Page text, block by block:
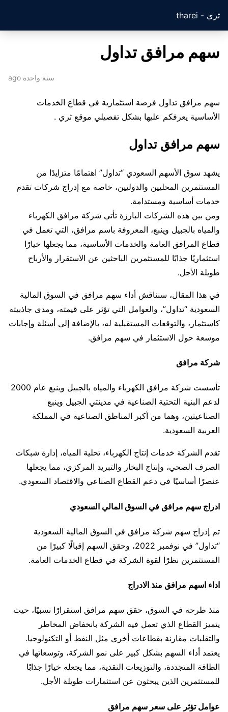
ثري - tharei
سهم مرافق تداول
سنة واحدة ago
سهم مرافق تداول فرصة استثمارية في قطاع الخدمات
الأساسية يعرفكم عليها بشكل تفصيلي موقع ثري .
سهم مرافق تداول
يشهد سوق الأسهم السعودي “تداول” اهتمامًا متزايدًا من
المستثمرين المحليين والدوليين، خاصة مع إدراج شركات تقدم
خدمات أساسية ومستدامة.
ومن بين هذه الشركات البارزة تأتي شركة مرافق الكهرباء
والمياه بالجبيل وينبع، المعروفة باسم مرافق، التي تعمل في
قطاع المرافق العامة والخدمات الأساسية، مما يجعلها خيارًا
استثماريًا جذابًا للمستثمرين الباحثين عن الاستقرار والأرباح
طويلة الأجل.
في هذا المقال، سنناقش أداء سهم مرافق في السوق المالية
السعودية “تداول”، والعوامل التي تؤثر على قيمته، ومدى جاذبيته
كاستثمار، والتوقعات المستقبلية له، بالإضافة إلى أسئلة وإجابات
موسعة حول الاستثمار في سهم مرافق.
شركة مرافق
تأسست شركة مرافق الكهرباء والمياه بالجبيل وينبع عام 2000
لدعم البنية التحتية الصناعية في مدينتي الجبيل وينبع
الصناعيتين، وهما من أكبر المناطق الصناعية في المملكة
العربية السعودية.
تقدم الشركة خدمات إنتاج الكهرباء، تحلية المياه، إدارة شبكات
الصرف الصحي، وإنتاج البخار والتبريد المركزي، مما يجعلها
عنصرًا أساسيًا في دعم القطاع الصناعي والاقتصاد السعودي.
ادراج سهم مرافق في السوق المالي السعودي
تم إدراج سهم شركة مرافق في السوق المالية السعودية
“تداول” في نوفمبر 2022، وحقق السهم إقبالًا كبيرًا من
المستثمرين نظرًا لقوة الشركة في قطاع الخدمات العامة.
اداء اسهم مرافق منذ الادراج
منذ طرحه في السوق، حقق سهم مرافق استقرارًا نسبيًا، حيث
يتميز القطاع الذي تعمل فيه الشركة بانخفاض المخاطر
والتقلبات مقارنة بقطاعات أخرى مثل النفط أو التكنولوجيا.
يعتمد أداء السهم بشكل كبير على نمو الشركة، وتوسعاتها في
الطاقة المتجددة، والتوزيعات النقدية، مما يجعله خيارًا جذابًا
للمستثمرين الذين يبحثون عن استثمارات طويلة الأجل.
عوامل تؤثر على سعر سهم مرافق